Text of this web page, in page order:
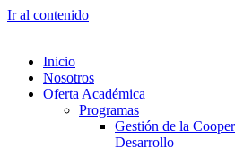
Ir al contenido
Inicio
Nosotros
Oferta Académica
Programas
Gestión de la
Desarrollo